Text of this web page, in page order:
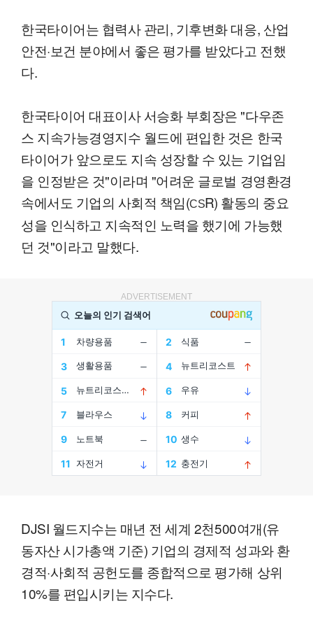
한국타이어는 협력사 관리, 기후변화 대응, 산업
안전·보건 분야에서 좋은 평가를 받았다고 전했
다.
한국타이어 대표이사 서승화 부회장은 "다우존
스 지속가능경영지수 월드에 편입한 것은 한국
타이어가 앞으로도 지속 성장할 수 있는 기업임
을 인정받은 것"이라며 "어려운 글로벌 경영환경
속에서도 기업의 사회적 책임(CSR) 활동의 중요
성을 인식하고 지속적인 노력을 했기에 가능했
던 것"이라고 말했다.
ADVERTISEMENT
DJSI 월드지수는 매년 전 세계 2천500여개(유
동자산 시가총액 기준) 기업의 경제적 성과와 환
경적·사회적 공헌도를 종합적으로 평가해 상위
10%를 편입시키는 지수다.